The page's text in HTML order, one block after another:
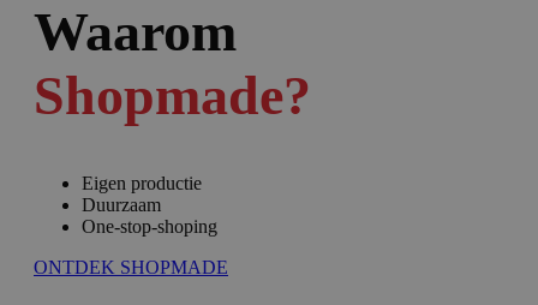
Waarom
Shopmade?
Eigen productie
Duurzaam
One-stop-shoping
ONTDEK SHOPMADE